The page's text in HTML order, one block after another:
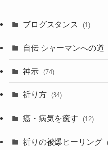
カ
ブ
ブログスタンス (1)
自伝 シャーマンへの道
神示 (74)
祈り方 (34)
癌・病気を癒す (12)
祈りの被爆ヒーリング